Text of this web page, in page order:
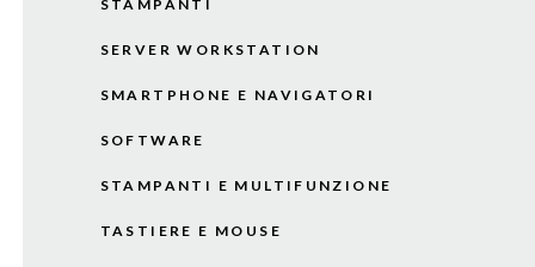
STAMPANTI
SERVER WORKSTATION
SMARTPHONE E NAVIGATORI
SOFTWARE
STAMPANTI E MULTIFUNZIONE
TASTIERE E MOUSE